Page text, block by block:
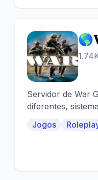
🌎
Servidor de War
diferentes,
Jogos